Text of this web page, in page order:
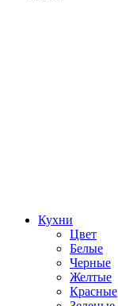
Кухни
Цвет
Белые
Черные
Желтые
Красные